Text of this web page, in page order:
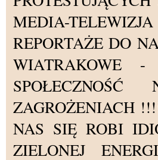
MEDIA-
REPORTAŻE DO
ZAGROŻENIACH
NAS SIĘ ROBI
ZIELONEJ